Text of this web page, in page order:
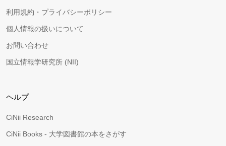
利用規約・プライバシーポリシー
個人情報の扱いについて
お問い合わせ
国立情報学研究所 (NII)
ヘルプ
CiNii Research
CiNii Books - 大学図書館の本をさがす